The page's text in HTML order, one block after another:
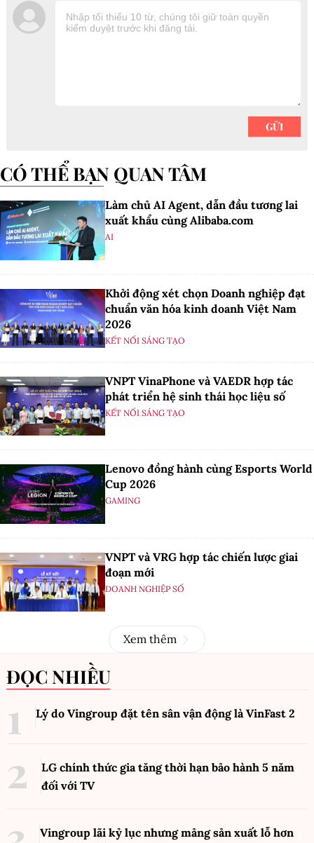
CÓ THỂ BẠN QUAN TÂM
Làm chủ AI Agent, dẫn đầu tương lai
xuất khẩu cùng Alibaba.com
AI
Khởi động xét chọn Doanh nghiệp đạt
chuẩn văn hóa kinh doanh Việt Nam
2026
KẾT NỐI SÁNG TẠO
VNPT VinaPhone và VAEDR hợp tác
phát triển hệ sinh thái học liệu số
KẾT NỐI SÁNG TẠO
Lenovo đồng hành cùng Esports World
Cup 2026
GAMING
VNPT và VRG hợp tác chiến lược giai
đoạn mới
DOANH NGHIỆP SỐ
Xem thêm
ĐỌC NHIỀU
Lý do Vingroup đặt tên sân vận động là VinFast 2
LG chính thức gia tăng thời hạn bảo hành 5 năm
đối với TV
Vingroup lãi kỷ lục nhưng mảng sản xuất lỗ hơn